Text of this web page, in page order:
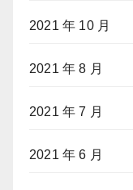
2021 年 10 月
2021 年 8 月
2021 年 7 月
2021 年 6 月